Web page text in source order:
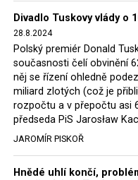
Hołownia, přímo řekli,
tomuto rozhodnutí
Rozhodnutí polského
německé, české a polské
představit, že by o
Bodnar. Musel získat
Stále jsou totiž platné
že důl i elektrárna jsou
polského energetického
Divadlo Tuskovy vlády o
28.8.2024
Polský premiér Donald
současnosti čelí obvinění
něj se řízení ohledně
miliard zlotých (což je
rozpočtu a v přepočtu asi
předseda PiS Jarosław
JAROMÍR PISKOŘ
Hnědé uhlí končí,